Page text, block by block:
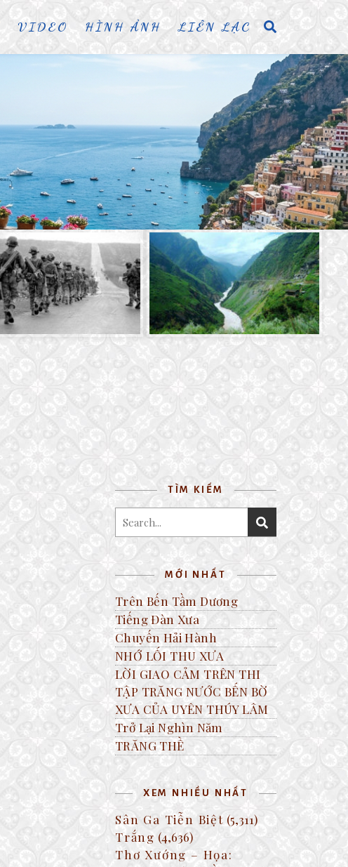
VIDEO HÌNH ẢNH LIÊN LẠC
TÌM KIẾM
MỚI NHẤT
Trên Bến Tầm Dương
Tiếng Đàn Xưa
Chuyến Hải Hành
NHỚ LỐI THU XƯA
LỜI GIAO CẢM TRÊN THI
TẬP TRĂNG NƯỚC BẾN BỜ
XƯA CỦA UYÊN THÚY LÂM
Trở Lại Nghìn Năm
TRĂNG THỀ
XEM NHIỀU NHẤT
Sân Ga Tiễn Biệt (5,311)
Trắng (4,636)
Thơ Xướng – Họa: